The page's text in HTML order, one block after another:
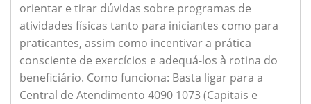
orientar e tirar dúvidas sobre programas de
atividades físicas tanto para iniciantes como para
praticantes, assim como incentivar a prática
consciente de exercícios e adequá-los à rotina do
beneficiário. Como funciona: Basta ligar para a
Central de Atendimento 4090 1073 (Capitais e